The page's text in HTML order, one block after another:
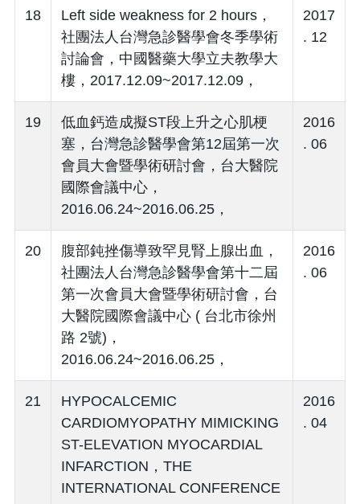
18
Left side weakness for 2 hours，
社團法人台灣急診醫學會冬季學術
討論會，中國醫藥大學立夫教學大
樓，2017.12.09~2017.12.09，
2017
. 12
19
低血鈣造成擬ST段上升之心肌梗
塞，台灣急診醫學會第12屆第一次
會員大會暨學術研討會，台大醫院
國際會議中心，
2016.06.24~2016.06.25，
2016
. 06
20
腹部鈍挫傷導致罕見腎上腺出血，
社團法人台灣急診醫學會第十二屆
第一次會員大會暨學術研討會，台
大醫院國際會議中心 ( 台北市徐州
路 2號)，
2016.06.24~2016.06.25，
2016
. 06
21
HYPOCALCEMIC
CARDIOMYOPATHY MIMICKING
ST-ELEVATION MYOCARDIAL
INFARCTION，THE
INTERNATIONAL CONFERENCE
2016
. 04